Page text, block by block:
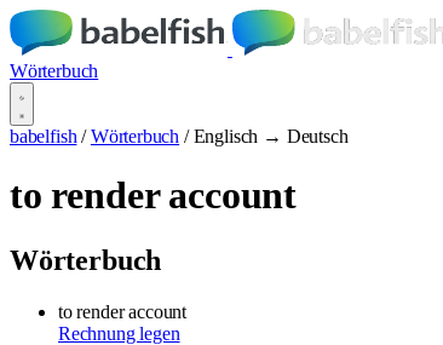
Wörterbuch
babelfish / Wörterbuch / Englisch → Deutsch
to render account
Wörterbuch
to render account
Rechnung legen